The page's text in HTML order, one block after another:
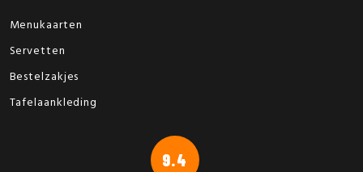
Menukaarten
Servetten
Bestelzakjes
Tafelaankleding
9.4